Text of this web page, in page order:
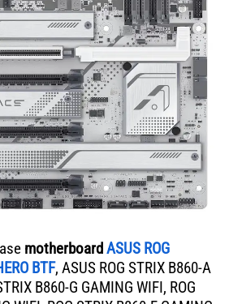
motherboardASUS ROG
BTF, ASUS ROG STRIX B860-A
B860-G GAMING WIFI, ROG